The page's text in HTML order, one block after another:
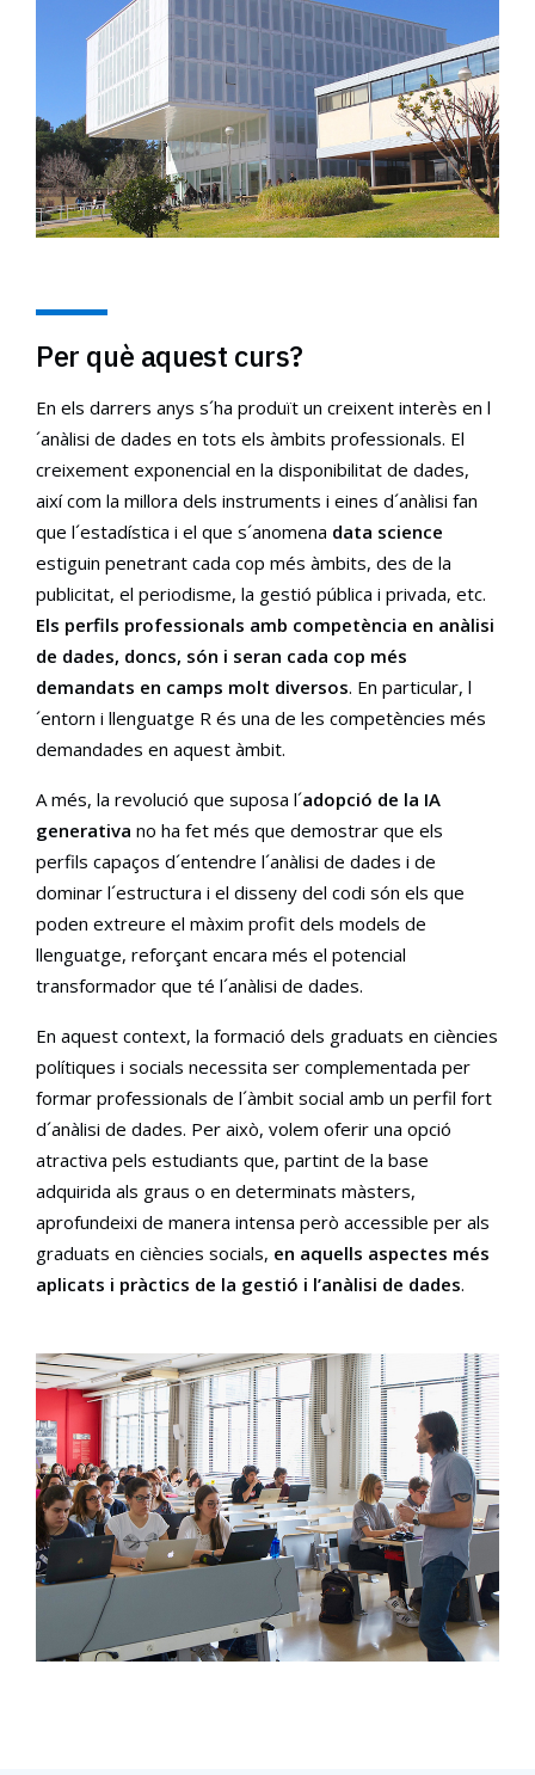
Per què aquest curs?
En els darrers anys s´ha produït un creixent interès en l
´anàlisi de dades en tots els àmbits professionals. El
creixement exponencial en la disponibilitat de dades,
així com la millora dels instruments i eines d´anàlisi fan
que l´estadística i el que s´anomena data science
estiguin penetrant cada cop més àmbits, des de la
publicitat, el periodisme, la gestió pública i privada, etc.
Els perfils professionals amb competència en anàlisi
de dades, doncs, són i seran cada cop més
demandats en camps molt diversos. En particular, l
´entorn i llenguatge R és una de les competències més
demandades en aquest àmbit.
A més, la revolució que suposa l´adopció de la IA
generativa no ha fet més que demostrar que els
perfils capaços d´entendre l´anàlisi de dades i de
dominar l´estructura i el disseny del codi són els que
poden extreure el màxim profit dels models de
llenguatge, reforçant encara més el potencial
transformador que té l´anàlisi de dades.
En aquest context, la formació dels graduats en ciències
polítiques i socials necessita ser complementada per
formar professionals de l´àmbit social amb un perfil fort
d´anàlisi de dades. Per això, volem oferir una opció
atractiva pels estudiants que, partint de la base
adquirida als graus o en determinats màsters,
aprofundeixi de manera intensa però accessible per als
graduats en ciències socials, en aquells aspectes més
aplicats i pràctics de la gestió i l’anàlisi de dades.